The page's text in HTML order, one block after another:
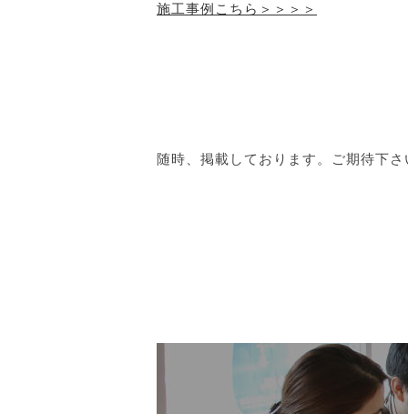
施工事例こちら＞＞＞＞
随時、掲載しております。ご期待下さ